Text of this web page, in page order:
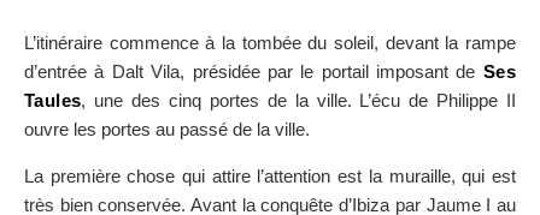
L’itinéraire commence à la tombée du soleil, devant la rampe
d’entrée à Dalt Vila, présidée par le portail imposant de Ses
Taules, une des cinq portes de la ville. L’écu de Philippe II
ouvre les portes au passé de la ville.
La première chose qui attire l’attention est la muraille, qui est
très bien conservée. Avant la conquête d’Ibiza par Jaume I au